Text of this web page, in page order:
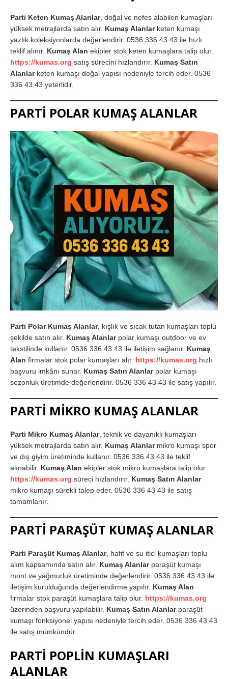
Parti Keten Kumaş Alanlar, doğal ve nefes alabilen kumaşları
yüksek metrajlarda satın alır. Kumaş Alanlarketen kumaşı
yazlık koleksiyonlarda değerlendirir. 0536 336 43 43 ile hızlı
teklif alınır. Kumaş Alan ekipler stok keten kumaşlara talip olur.
https://kumas.org satış sürecini hızlandırır. Kumaş Satın
Alanlarketen kumaşı doğal yapısı nedeniyle tercih eder. 0536
336 43 43 yeterlidir.
PARTİ POLAR KUMAŞ ALANLAR
Parti Polar Kumaş Alanlar, kışlık ve sıcak tutan kumaşları toplu
şekilde satın alır. Kumaş Alanlarpolar kumaşı outdoor ve ev
tekstilinde kullanır. 0536 336 43 43 ile iletişim sağlanır. Kumaş
Alan firmalar stok polar kumaşları alır. https://kumas.org hızlı
başvuru imkânı sunar. Kumaş Satın Alanlarpolar kumaşı
sezonluk üretimde değerlendirir. 0536 336 43 43 ile satış yapılır.
PARTİ MİKRO KUMAŞ ALANLAR
Parti Mikro Kumaş Alanlar, teknik ve dayanıklı kumaşları
yüksek metrajlarda satın alır. Kumaş Alanlarmikro kumaşı spor
ve dış giyim üretiminde kullanır. 0536 336 43 43 ile teklif
alınabilir. Kumaş Alan ekipler stok mikro kumaşlara talip olur.
https://kumas.org süreci hızlandırır. Kumaş Satın Alanlar
mikro kumaşı sürekli talep eder. 0536 336 43 43 ile satış
tamamlanır.
PARTİ PARAŞÜT KUMAŞ ALANLAR
Parti Paraşüt Kumaş Alanlar, hafif ve su itici kumaşları toplu
alım kapsamında satın alır. Kumaş Alanlarparaşüt kumaşı
mont ve yağmurluk üretiminde değerlendirir. 0536 336 43 43 ile
iletişim kurulduğunda değerlendirme yapılır. Kumaş Alan
firmalar stok paraşüt kumaşlara talip olur. https://kumas.org
üzerinden başvuru yapılabilir. Kumaş Satın Alanlarparaşüt
kumaşı fonksiyonel yapısı nedeniyle tercih eder. 0536 336 43 43
ile satış mümkündür.
PARTİ POPLİN KUMAŞLARI
ALANLAR